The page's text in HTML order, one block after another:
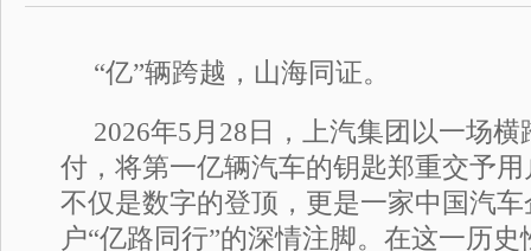
“亿”辆跨越，山海同证。
2026年5月28日，上汽集团以一场
付，将第一亿辆汽车的钥匙郑重交予
不仅是数字的登顶，更是一家中国汽
户“亿路同行”的深情注脚。在这一历